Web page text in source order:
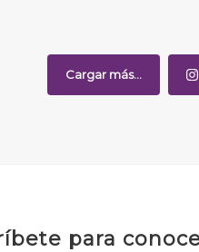
Cargar más...
para